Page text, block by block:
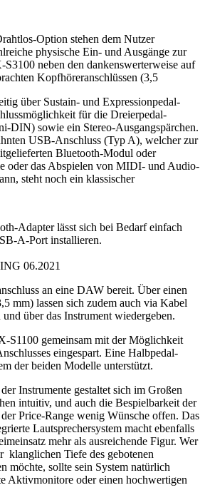
Option stehen dem Nutzer
physische Ein- und Ausgänge zur
S3100 neben den dankenswerterweise auf
Kopfhöreranschlüssen (3,5
über Sustain- und Expressionpedal-
für die Dreierpedal-
DIN) sowie ein Stereo-Ausgangspärchen.
USB-Anschluss (Typ A), welcher zur
Bluetooth-Modul oder
oder das Abspielen von MIDI- und Audio-
steht noch ein klassischer
Adapter lässt sich bei Bedarf einfach
A-Port installieren.
06.2021
an eine DAW bereit. Über einen
mm) lassen sich zudem auch via Kabel
über das Instrument wiedergeben.
S1100 gemeinsam mit der Möglichkeit
eingespart. Eine Halbpedal-
der beiden Modelle unterstützt.
Instrumente gestaltet sich im Großen
intuitiv, und auch die Bespielbarkeit der
der Price-Range wenig Wünsche offen. Das
Lautsprechersystem macht ebenfalls
mehr als ausreichende Figur. Wer
klanglichen Tiefe des gebotenen
möchte, sollte sein System natürlich
Aktivmonitore oder einen hochwertigen